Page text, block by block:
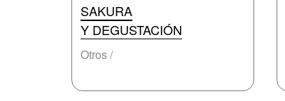
SAKURA
Y DEGUSTACIÓN
Otros /